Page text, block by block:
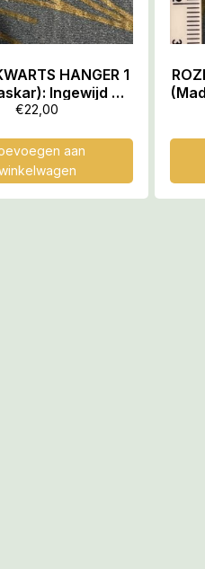
HANGER 1
Ingewijd als
LEMURIA hanger
€22,00
aan